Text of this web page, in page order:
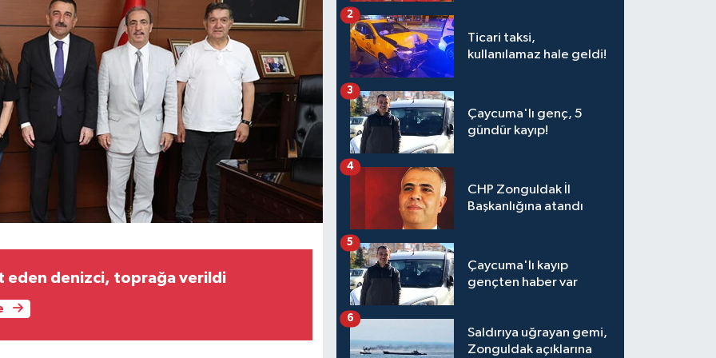
eden denizci, toprağa verildi
Ticari taksi,
kullanılamaz hale geldi!
2
Çaycuma'lı genç, 5
gündür kayıp!
3
CHP Zonguldak İl
Başkanlığına atandı
4
Çaycuma'lı kayıp
gençten haber var
5
Saldırıya uğrayan gemi,
Zonguldak açıklarına
6